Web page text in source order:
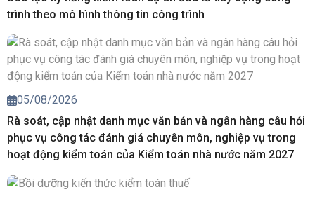
trình theo mô hình thông tin công trình
05/08/2026
Rà soát, cập nhật danh mục văn bản và ngân hàng câu hỏi
phục vụ công tác đánh giá chuyên môn, nghiệp vụ trong
hoạt động kiểm toán của Kiểm toán nhà nước năm 2027